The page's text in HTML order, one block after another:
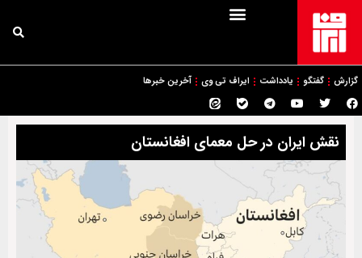
گزارش گفتگو یادداشت ایراف تی وی آخرین خبرها
نقش ایران در حل معمای افغانستان